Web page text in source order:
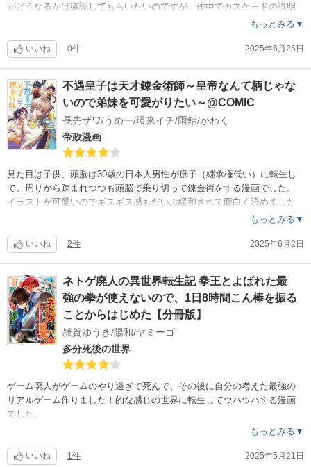
がどうなるかは確認してもらいたいのですが、作中でカスケードの説明
があります。元々は階段状の滝を意味していて『連鎖的に段階的に物事
から連鎖してる』んですよ。ハッキリいって結末はアレなんですが、ま
すぐに出来る行動を取らなかったの？（１つの滝の支流の方）と思いま
したが、それは結果を知っているからそう思うだけでしょうね。『連鎖
』とは何の連鎖なんでしょうかね。
もっとみる▼
いいね 0件 2025年6月25日
不遇皇子は天才錬金術師～皇帝なんて柄じゃな
いので弟妹を可愛がりたい～@COMIC
長先ザワ/うめー/瑛来イチ/雨銛/かわく
帝政漫画
見た目は子供、頭脳は30歳の日本人男性が庶子（継承権低い）に転生し
て、周りから疎まれつつも頭脳で乗り切って錬金術をする漫画でした。
イラストが可愛いのでギスギス感もだいぶ緩和されて面白く読めました
。ただ、後継者争い関連の人間関係が会話で説明されるだけなのでわか
旨みは2巻以降にありそうなので、これからどうなるか楽しみですね?
もっとみる▼
いいね 2件 2025年6月2日
ネトゲ廃人の異世界転生記 拳王とよばれた最
強の拳が使えないので、1日8時間こん棒を振る
ことからはじめた【分冊版】
雑賀ゆうき/陽和/ヤミーゴ
多分死後の世界
ゲーム廃人がゲームのやり過ぎで死んで、その後に自分の考えた最強の
リアルゲーム作りました！的な感じの世界に転生してウハウハする漫画
でした。
転生なのか、それとも死後の世界なのか、受け取り方はあなた次第です
もっとみる▼
いいね 1件 2025年5月21日